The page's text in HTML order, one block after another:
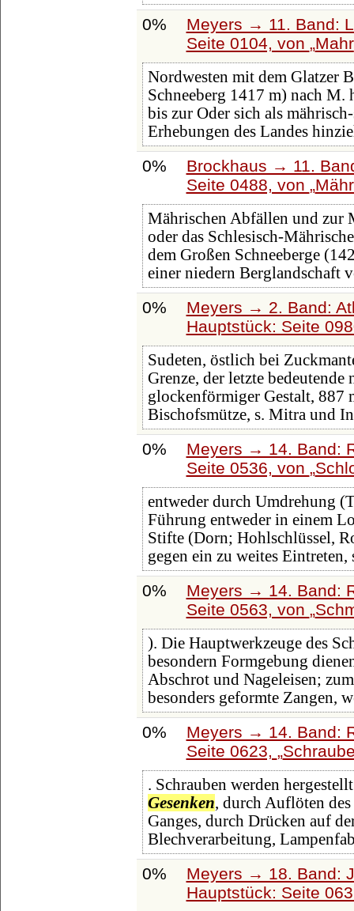
0%
Meyers → 11. Band:
Seite 0104, von Mahr
Nordwesten mit dem Glatzer
Schneeberg 1417 m) nach
bis zur Oder sich als
Erhebungen des Landes
0%
Brockhaus → 11.
Seite 0488, von
Mährischen Abfällen und zur
oder das Schlesisch-
dem Großen Schneeberge
einer niedern Berglandschaft
0%
Meyers → 2. Band:
Hauptstück: Seite
Sudeten, östlich bei
Grenze, der letzte
glockenförmiger Gestalt, 887
Bischofsmütze, s. Mitra und
0%
Meyers → 14. Band:
Seite 0536, von
entweder durch Umdrehung
Führung entweder in einem
Stifte (Dorn; Hohlschlüssel,
gegen ein zu weites Eintreten,
0%
Meyers → 14. Band:
Seite 0563, von
). Die Hauptwerkzeuge des
besondern Formgebung
Abschrot und Nageleisen;
besonders geformte Zangen,
0%
Meyers → 14. Band:
Seite 0623,
. Schrauben werden
Gesenken, durch Auflöten
Ganges, durch Drücken auf
Blechverarbeitung,
0%
Meyers → 18. Band:
Hauptstück: Seite